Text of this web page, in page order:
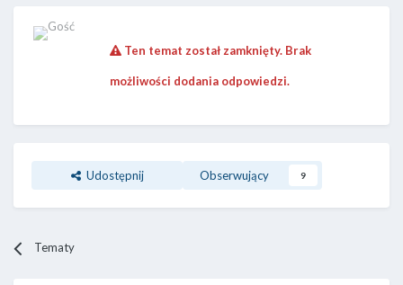
Ten temat został zamknięty. Brak
możliwości dodania odpowiedzi.
Udostępnij Obserwujący 9
Tematy